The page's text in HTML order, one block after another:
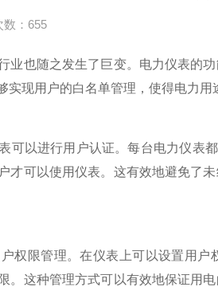
数：655
也随之发生了巨变。电力仪表的功
现用户的白名单管理，使得电力用
以进行用户认证。每台电力仪表
才可以使用仪表。这有效地避免了
限管理。在仪表上可以设置用户
。这种管理方式可以有效地保证用